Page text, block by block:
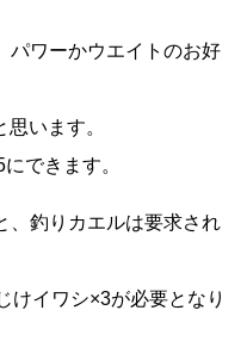
パワーかウエイトのお好
います。
できます。
、釣りカエルは要求され
けイワシ×3が必要となり